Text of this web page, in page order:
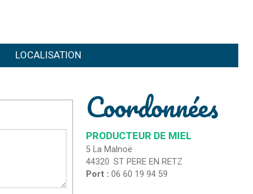
LOCALISATION
Coordonnées
PRODUCTEUR DE MIEL
5 La Malnoë
44320 ST PERE EN RETZ
Port :06 60 19 94 59